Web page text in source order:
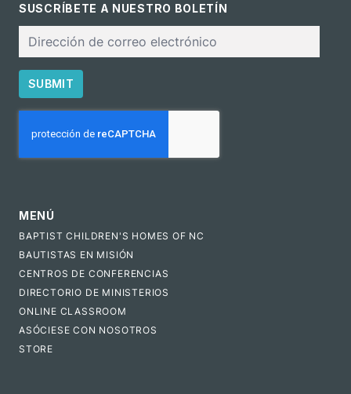
SUSCRÍBETE A NUESTRO BOLETÍN
electrónico
SUBMIT
MENÚ
BAPTIST CHILDREN'S HOMES OF NC
BAUTISTAS EN MISIÓN
CENTROS DE CONFERENCIAS
DIRECTORIO DE MINISTERIOS
ONLINE CLASSROOM
ASÓCIESE CON NOSOTROS
STORE